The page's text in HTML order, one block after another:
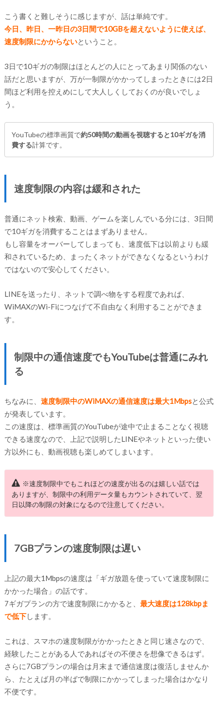
こう書くと難しそうに感じますが、話は単純です。
今日、昨日、一昨日の3日間で10GBを超えないように使えば、
速度制限にかからないということ。
3日で10ギガの制限はほとんどの人にとってあまり関係のない
話だと思いますが、万が一制限がかかってしまったときには2日
間ほど利用を控えめにして大人しくしておくのが良いでしょ
う。
YouTubeの標準画質で約50時間の動画を視聴すると10ギガを消
費する計算です。
速度制限の内容は緩和された
普通にネット検索、動画、ゲームを楽しんでいる分には、3日間
で10ギガを消費することはまずありません。
もし容量をオーバーしてしまっても、速度低下は以前よりも緩
和されているため、まったくネットができなくなるというわけ
ではないので安心してください。
LINEを送ったり、ネットで調べ物をする程度であれば、
WiMAXのWi-Fiにつなげて不自由なく利用することができま
す。
制限中の通信速度でもYouTubeは普通にみれ
る
ちなみに、 速度制限中のWiMAXの通信速度は最大1Mbpsと公式
が発表しています。
この速度は、標準画質のYouTubeが途中で止まることなく視聴
できる速度なので、上記で説明したLINEやネットといった使い
方以外にも、動画視聴も楽しめてしまいます。
※速度制限中でもこれほどの速度が出るのは嬉しい話では
ありますが、制限中の利用データ量もカウントされていて、翌
日以降の制限の対象になるので注意してください。
7GBプランの速度制限は遅い
上記の最大1Mbpsの速度は「ギガ放題を使っていて速度制限に
かかった場合」の話です。
7ギガプランの方で速度制限にかかると、 最大速度は128kbpま
で低下します。
これは、スマホの速度制限がかかったときと同じ速さなので、
経験したことがある人であればその不便さを想像できるはず。
さらに7GBプランの場合は月末まで通信速度は復活しませんか
ら、たとえば月の半ばで制限にかかってしまった場合はかなり
不便です。